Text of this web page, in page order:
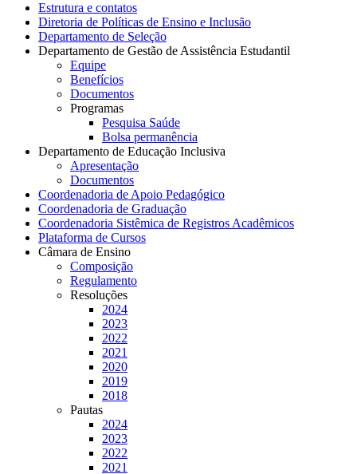
Estrutura e contatos
Diretoria de Políticas de Ensino e Inclusão
Departamento de Seleção
Departamento de Gestão de Assistência Estudantil
Equipe
Benefícios
Documentos
Programas
Pesquisa Saúde
Bolsa permanência
Departamento de Educação Inclusiva
Apresentação
Documentos
Coordenadoria de Apoio Pedagógico
Coordenadoria de Graduação
Coordenadoria Sistêmica de Registros Acadêmicos
Plataforma de Cursos
Câmara de Ensino
Composição
Regulamento
Resoluções
2024
2023
2022
2021
2020
2019
2018
Pautas
2024
2023
2022
2021